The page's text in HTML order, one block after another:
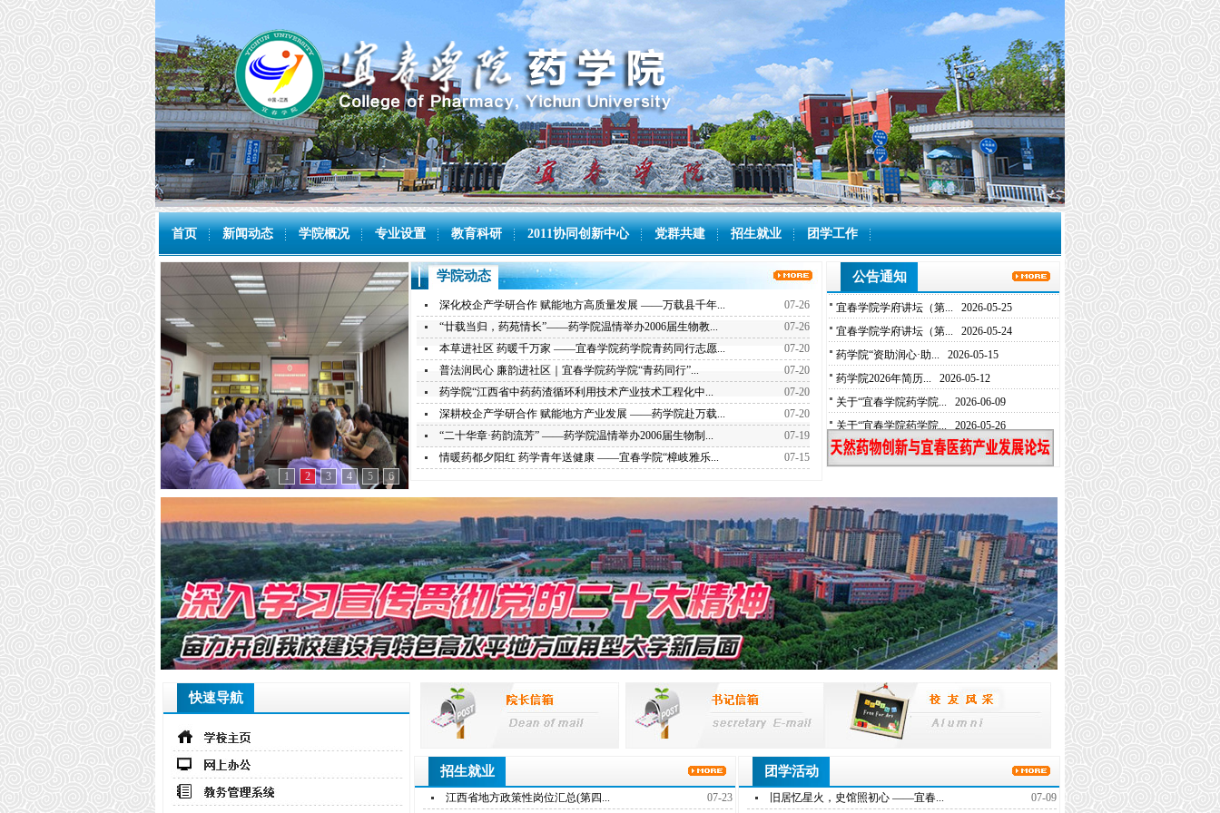
首页 新闻动态 学院概况 专业设置 教育科研 2011协同创新中心 党群共建 招生就业 团学工作
1 2 3 4 5 6
学院动态
深化校企产学研合作 赋能地方高质量发展 ——万载县千年...
07-26
“廿载当归，药苑情长”——药学院温情举办2006届生物教...
07-26
本草进社区 药暖千万家 ——宜春学院药学院青药同行志愿...
07-20
普法润民心 廉韵进社区｜宜春学院药学院“青药同行”...
07-20
药学院“江西省中药药渣循环利用技术产业技术工程化中...
07-20
深耕校企产学研合作 赋能地方产业发展 ——药学院赴万载...
07-20
“二十华章·药韵流芳” ——药学院温情举办2006届生物制...
07-19
情暖药都夕阳红 药学青年送健康 ——宜春学院“樟岐雅乐...
07-15
公告通知
关于“宜春学院药学院...
2026-06-09
关于“宜春学院药学院...
宜春学院学府讲坛（第...
2026-05-25
宜春学院学府讲坛（第...
2026-05-24
药学院“资助润心·助...
2026-05-15
药学院2026年简历...
2026-05-12
关于“宜春学院药学院...
2026-06-09
关于“宜春学院药学院...
2026-05-26
宜春学院学府讲坛（第...
2026-05-25
宜春学院学府讲坛（第...
2026-05-24
药学院2026年简历...
2026-05-12
关于“宜春学院药学院...
2026-06-09
关于“宜春学院药学院...
2026-05-26
宜春学院学府讲坛（第...
2026-05-25
宜春学院学府讲坛（第...
2026-05-24
药学院“资助润心·助...
2026-05-15
药学院2026年简历...
2026-05-12
关于“宜春学院药学院...
关于“宜春学院药学院...
2026-05-26
宜春学院学府讲坛（第...
2026-05-25
药学院2026年简历...
2026-05-12
快速导航
招生就业
江西省地方政策性岗位汇总(第四... 07-23
团学活动
旧居忆星火，史馆照初心 ——宜春... 07-09